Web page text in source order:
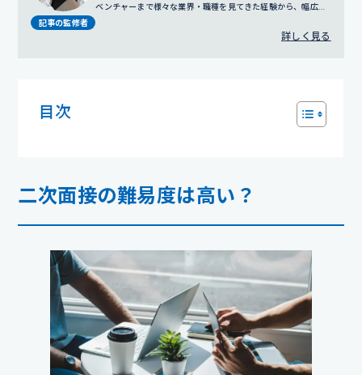
記事の監修者
ベンチャーまで様々な業界・職種を見てきた経験から、幅広い
詳しく見る
目次
二次面接の難易度は高い？